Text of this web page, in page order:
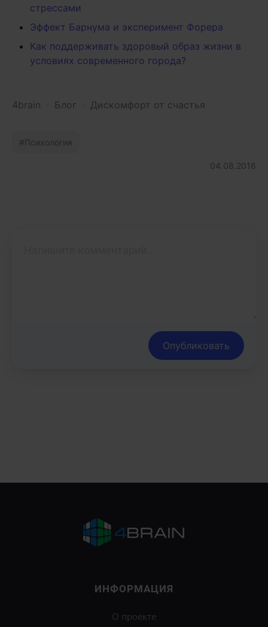
стрессами
Эффект Барнума и эксперимент Форера
Как поддерживать здоровый образ жизни в
условиях современного города?
4brain Блог Дискомфорт от счастья
Психология
04.08.2016
Опубликовать
ИНФОРМАЦИЯ
О проекте